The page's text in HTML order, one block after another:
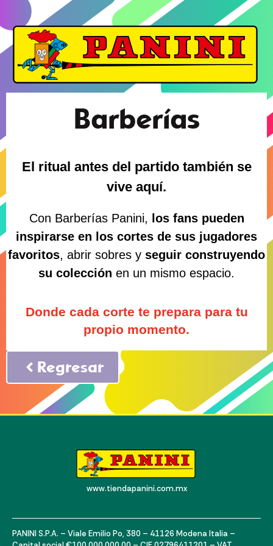
Barberías
El ritual antes del partido también se
vive aquí.
Con Barberías Panini,
los fans pueden
inspirarse en los cortes de sus jugadores
favoritos, abrir sobres y seguir construyendo
su colección en un mismo espacio.
Donde cada corte te prepara para tu
propio momento.
Regresar
www.tiendapanini.com.mx
PANINI S.P.A. – Viale Emilio Po, 380 – 41126 Modena Italia –